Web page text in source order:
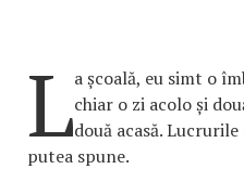
La școală, eu simt o
chiar o zi acolo și
două acasă. Lucrurile
putea spune.